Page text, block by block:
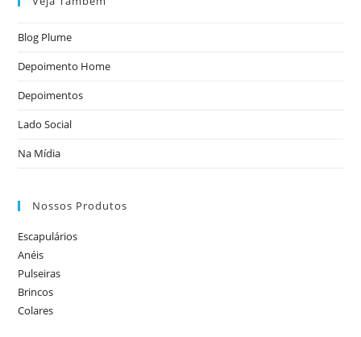
Blog Plume
Depoimento Home
Depoimentos
Lado Social
Na Mídia
Nossos Produtos
Escapulários
Anéis
Pulseiras
Brincos
Colares